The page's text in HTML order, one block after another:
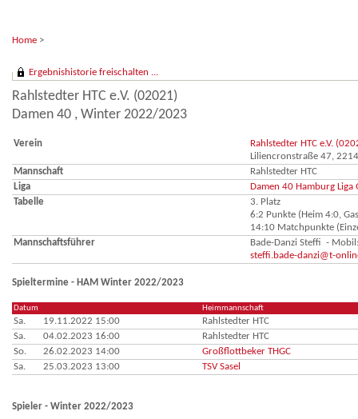
Home >
Ergebnishistorie freischalten ...
Rahlstedter HTC e.V. (02021)
Damen 40 , Winter 2022/2023
Verein
Rahlstedter HTC e.V.
Liliencronstraße 47,
Mannschaft
Rahlstedter HTC
Liga
Damen 40 Hamburg Liga
Tabelle
3. Platz
6:2 Punkte (Heim 4:0,
14:10 Matchpunkte
Mannschaftsführer
Bade-Danzi Steffi -
steffi.bade-danzi@t-
Spieltermine - HAM Winter 2022/2023
Datum Heimmannschaft
Sa. 19.11.2022 15:00
Rahlstedter HTC
Sa.
04.02.2023 16:00
Rahlstedter HTC
So.
26.02.2023 14:00
Großflottbeker THGC
Sa.
25.03.2023 13:00 TSV Sasel
Spieler - Winter 2022/2023